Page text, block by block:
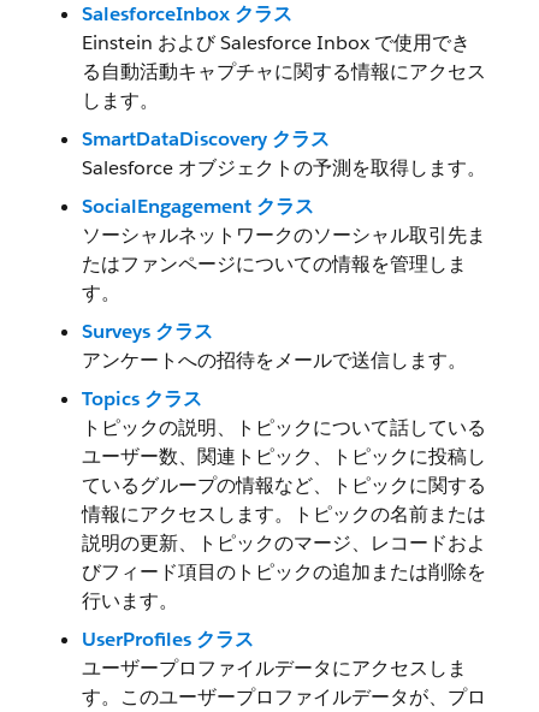
SalesforceInbox クラス
Einstein および Salesforce Inbox で使用でき
る自動活動キャプチャに関する情報にアクセス
します。
SmartDataDiscovery クラス
Salesforce オブジェクトの予測を取得します。
SocialEngagement クラス
ソーシャルネットワークのソーシャル取引先ま
たはファンページについての情報を管理しま
す。
Surveys クラス
アンケートへの招待をメールで送信します。
Topics クラス
トピックの説明、トピックについて話している
ユーザー数、関連トピック、トピックに投稿し
ているグループの情報など、トピックに関する
情報にアクセスします。トピックの名前または
説明の更新、トピックのマージ、レコードおよ
びフィード項目のトピックの追加または削除を
行います。
UserProfiles クラス
ユーザープロファイルデータにアクセスしま
す。このユーザープロファイルデータが、プロ